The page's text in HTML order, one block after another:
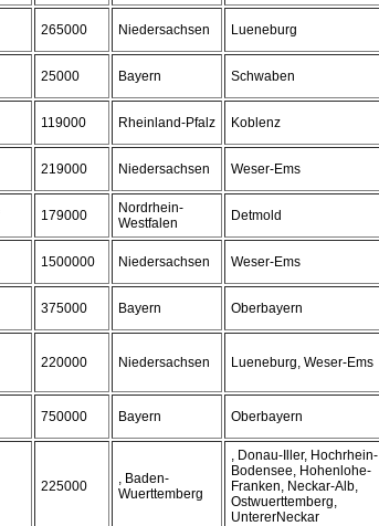
265000 Niedersachsen Lueneburg
25000 Bayern Schwaben
119000 Rheinland-Pfalz Koblenz
219000 Niedersachsen Weser-Ems
179000
Nordrhein-
Westfalen
Detmold
1500000 Niedersachsen Weser-Ems
375000 Bayern Oberbayern
220000 Niedersachsen Lueneburg, Weser-Ems
750000 Bayern Oberbayern
225000
, Baden-
Wuerttemberg
, Donau-Iller, Hochrhein-
Bodensee, Hohenlohe-
Franken, Neckar-Alb,
Ostwuerttemberg,
UntererNeckar